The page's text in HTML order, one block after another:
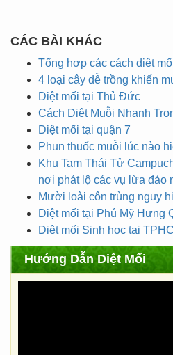
CÁC BÀI KHÁC
Tổng hợp các cách diệt
4 loại cây dễ trồng khiến
Diệt mối tại Thủ Đức
Cách Diệt Muỗi Nhanh
Diệt mối tại quận 7
Phun thuốc muỗi lúc nào
Khu Tam Thái Tử
nơi phát lộ các vụ lừa đảo
Mười loài côn trùng nguy
Diệt mối tại Phú Mỹ Hưng
Diệt mối Sinh học tại
Hướng Dẫn Diệt Mối